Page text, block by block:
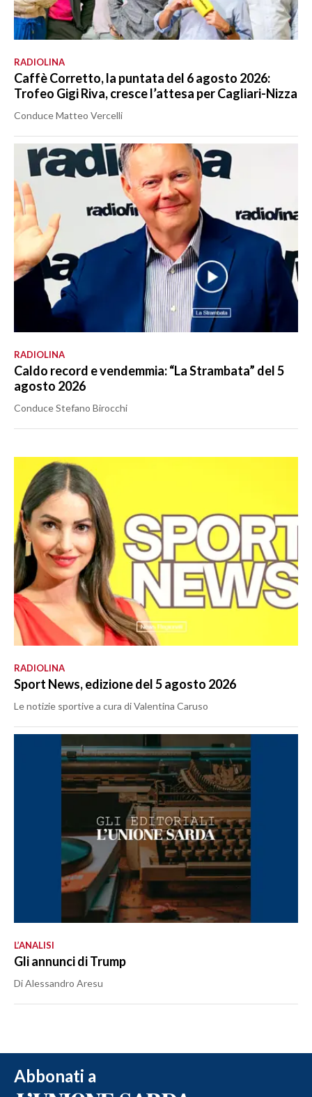
RADIOLINA
Caffè Corretto, la puntata del 6 agosto 2026:
Trofeo Gigi Riva, cresce l’attesa per Cagliari-Nizza
Conduce Matteo Vercelli
RADIOLINA
Caldo record e vendemmia: “La Strambata” del 5
agosto 2026
Conduce Stefano Birocchi
RADIOLINA
Sport News, edizione del 5 agosto 2026
Le notizie sportive a cura di Valentina Caruso
L’ANALISI
Gli annunci di Trump
Di Alessandro Aresu
Abbonati a